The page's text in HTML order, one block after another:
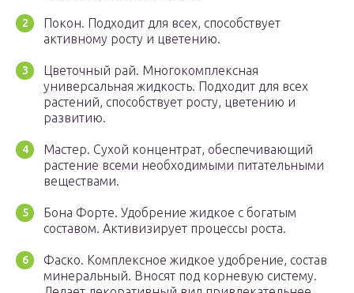
Покон. Подходит для всех, способствует
активному росту и цветению.
Цветочный рай. Многокомплексная
универсальная жидкость. Подходит для всех
растений, способствует росту, цветению и
развитию.
Мастер. Сухой концентрат, обеспечивающий
растение всеми необходимыми питательными
веществами.
Бона Форте. Удобрение жидкое с богатым
составом. Активизирует процессы роста.
Фаско. Комплексное жидкое удобрение, состав
минеральный. Вносят под корневую систему.